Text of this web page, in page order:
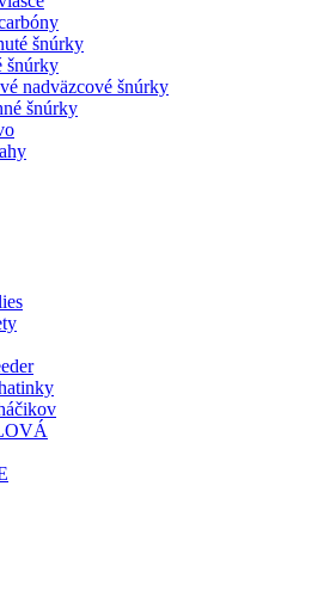
šnúrky
šnúrky
nadväzcové šnúrky
šnúrky